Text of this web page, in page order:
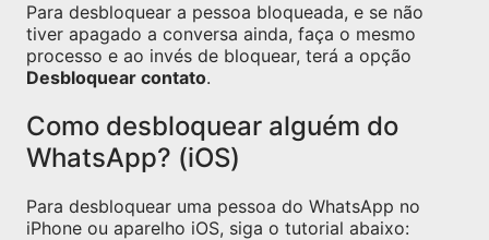
Para desbloquear a pessoa bloqueada, e se não
tiver apagado a conversa ainda, faça o mesmo
processo e ao invés de bloquear, terá a opção
Desbloquear contato.
Como desbloquear alguém do
WhatsApp? (iOS)
Para desbloquear uma pessoa do WhatsApp no
iPhone ou aparelho iOS, siga o tutorial abaixo: